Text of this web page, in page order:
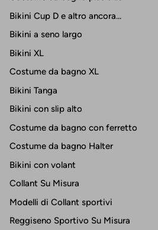
Bikini Cup D e altro ancora...
Bikini a seno largo
Bikini XL
Costume da bagno XL
Bikini Tanga
Bikini con slip alto
Costume da bagno con ferretto
Costume da bagno Halter
Bikini con volant
Collant Su Misura
Modelli di Collant sportivi
Reggiseno Sportivo Su Misura